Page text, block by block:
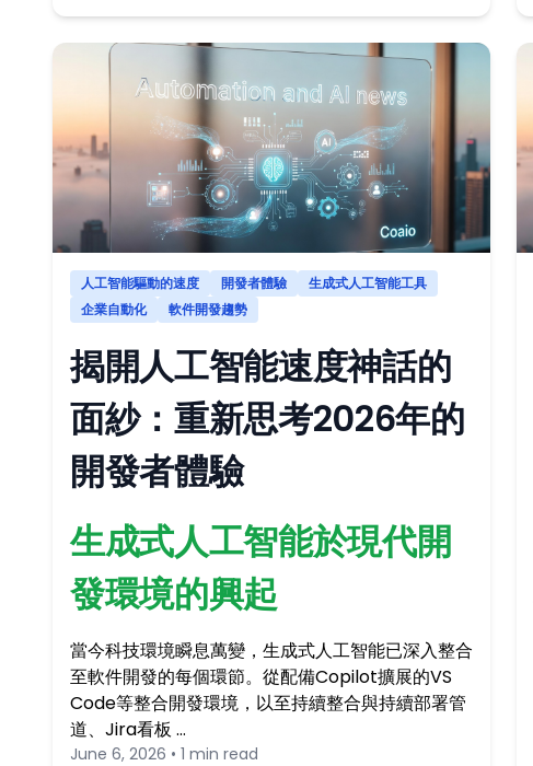
人工智能驅動的速度 開發者體驗
生成式人工智能工具
企業自動化
軟件開發趨勢
揭開人工智能速度神話的
面紗：重新思考2026年的
開發者體驗
生成式人工智能於現代開
發環境的興起
當今科技環境瞬息萬變，生成式人工智能已深入整合
至軟件開發的每個環節。從配備Copilot擴展的VS
Code等整合開發環境，以至持續整合與持續部署管
道、Jira看板 …
June 6, 2026 • 1 min read